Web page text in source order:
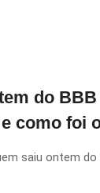
do BBB
como foi
saiu ontem do